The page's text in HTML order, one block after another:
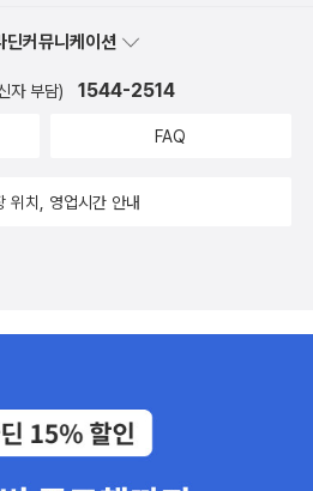
딘커뮤니케이션
자 부담) 1544-2514
FAQ
위치, 영업시간 안내